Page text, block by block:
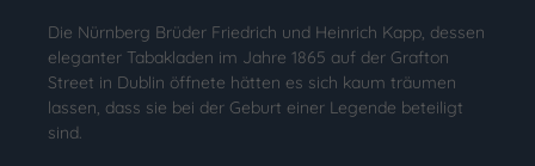
Die Nürnberg Brüder Friedrich und Heinrich Kapp, dessen
eleganter Tabakladen im Jahre 1865 auf der Grafton
Street in Dublin öffnete hätten es sich kaum träumen
lassen, dass sie bei der Geburt einer Legende beteiligt
sind.